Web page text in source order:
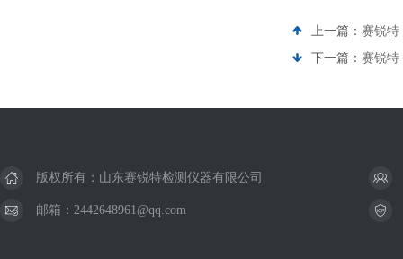
上一篇： 赛锐特
下一篇： 赛锐特
版权所有：山东赛锐特检测仪器有限公司
邮箱：2442648961@qq.com